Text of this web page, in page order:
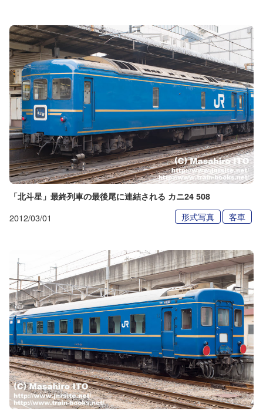
「北斗星」最終列車の最後尾に連結される カニ24 508
2012/03/01 形式写真 客車